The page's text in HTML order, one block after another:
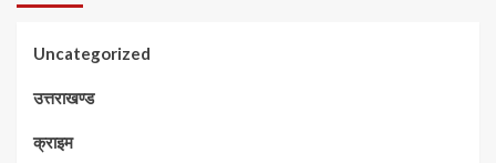
Uncategorized
उत्तराखण्ड
क्राइम